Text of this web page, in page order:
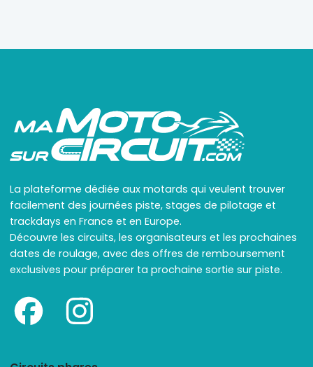
La plateforme dédiée aux motards qui veulent trouver
facilement des journées piste, stages de pilotage et
trackdays en France et en Europe.
Découvre les circuits, les organisateurs et les prochaines
dates de roulage, avec des offres de remboursement
exclusives pour préparer ta prochaine sortie sur piste.